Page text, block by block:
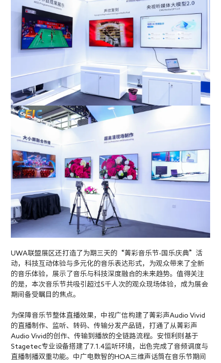
UWA联盟展区还打造了为期三天的“菁彩音乐节-国乐庆典”活
动，科技互动体验与多元化的音乐表达形式，为观众带来了全新
的音乐体验，展示了音乐与科技深度融合的未来趋势。值得关注
的是，本次音乐节共吸引超过5千人次的观众现场体验，成为展会
期间备受瞩目的焦点。
为保障音乐节整体直播效果，中视广信构建了菁彩声Audio Vivid
的直播制作、监听、转码、传输分发产品链，打通了从菁彩声
Audio Vivid的创作、传输到播放的全链路流程。安恒利则基于
Stagetec专业设备搭建了7.1.4监听环境，出色完成了音频调度与
直播制播双重功能。中广电数智的HOA三维声话筒在音乐节期间